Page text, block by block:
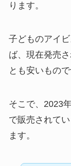
ります。
子どものアイ
ば、現在発売
とも安いもので
そこで、2023
で販売されて
ます。